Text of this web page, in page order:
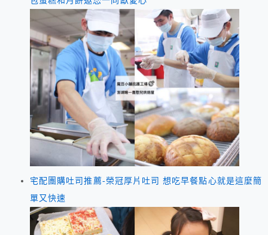
宅配團購吐司推薦-榮冠厚片吐司 想吃早餐點心就是這麼簡
單又快速